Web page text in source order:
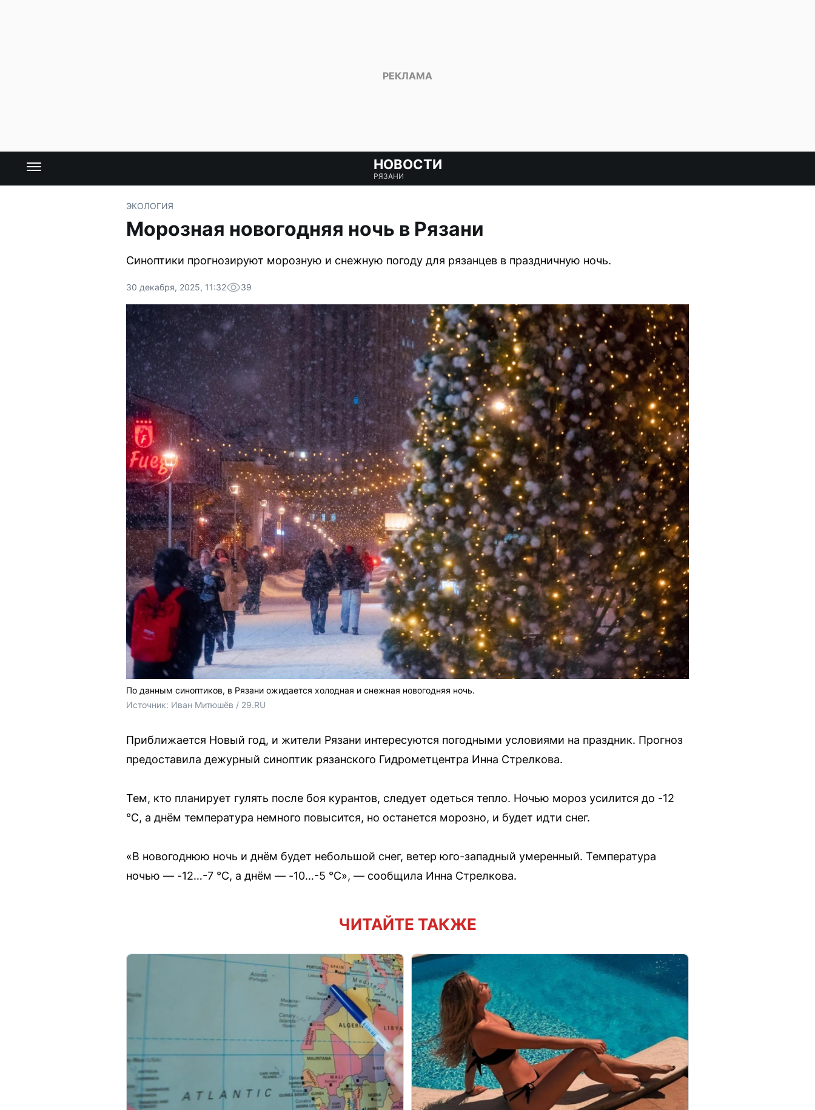
НОВОСТИ
РЯЗАНИ
ЭКОЛОГИЯ
Морозная новогодняя ночь в Рязани
Синоптики прогнозируют морозную и снежную погоду для рязанцев в праздничную ночь.
30 декабря, 2025, 11:32 39
По данным синоптиков, в Рязани ожидается холодная и снежная новогодняя ночь.
Источник: Иван Митюшёв / 29.RU
Приближается Новый год, и жители Рязани интересуются погодными условиями на праздник. Прогноз
предоставила дежурный синоптик рязанского Гидрометцентра Инна Стрелкова.
Тем, кто планирует гулять после боя курантов, следует одеться тепло. Ночью мороз усилится до -12
°C, а днём температура немного повысится, но останется морозно, и будет идти снег.
«В новогоднюю ночь и днём будет небольшой снег, ветер юго-западный умеренный. Температура
ночью — -12…-7 °C, а днём — -10…-5 °C», — сообщила Инна Стрелкова.
ЧИТАЙТЕ ТАКЖЕ